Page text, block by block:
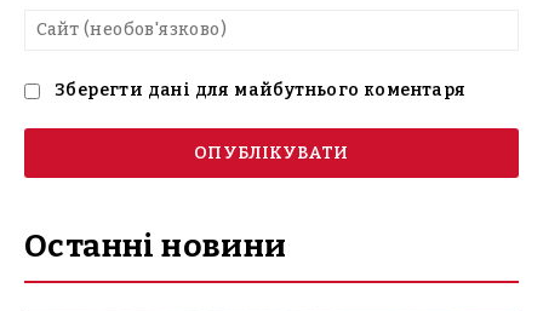
Зберегти дані для майбутнього коментаря
Останні новини